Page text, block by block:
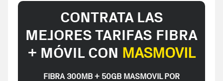
CONTRATA LAS
MEJORES TARIFAS FIBRA
+ MÓVIL CON MASMOVIL
FIBRA 300MB + 50GB MASMOVIL POR